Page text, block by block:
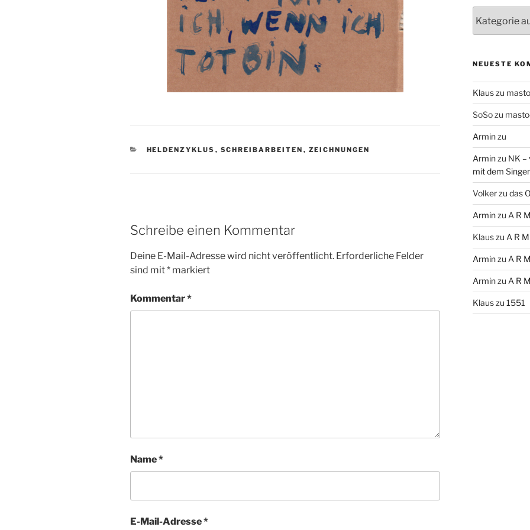
KATEGORIEN
HELDENZYKLUS , SCHREIBARBEITEN , ZEICHNUNGEN
Schreibe einen Kommentar
Deine E-Mail-Adresse wird nicht veröffentlicht. Erforderliche Felder
sind mit* markiert
Kommentar*
Name*
E-Mail-Adresse*
NEUESTE
Klauszu
SoSozu
Arminzu
Arminzu NK –
mit dem
Volkerzu das
Arminzu A R
Klauszu A R
Arminzu A R
Arminzu A R
Klauszu 1551